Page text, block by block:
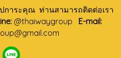
าระคุณ ท่านสามารถติดต่อเรา
@thaiwaygroup E-mail: